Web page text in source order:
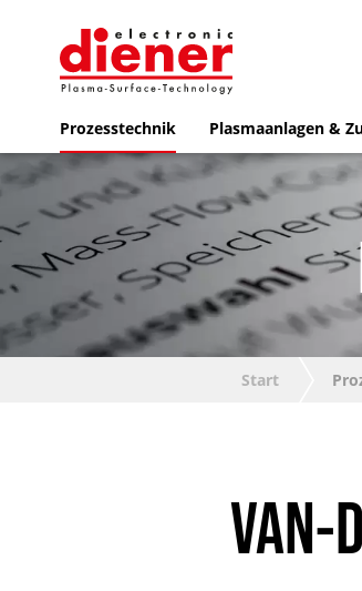
Prozesstechnik Plasmaanlagen &
Start
VAN-